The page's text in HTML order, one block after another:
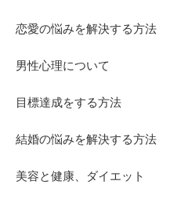
恋愛の悩みを解決する方法
男性心理について
目標達成をする方法
結婚の悩みを解決する方法
美容と健康、ダイエット